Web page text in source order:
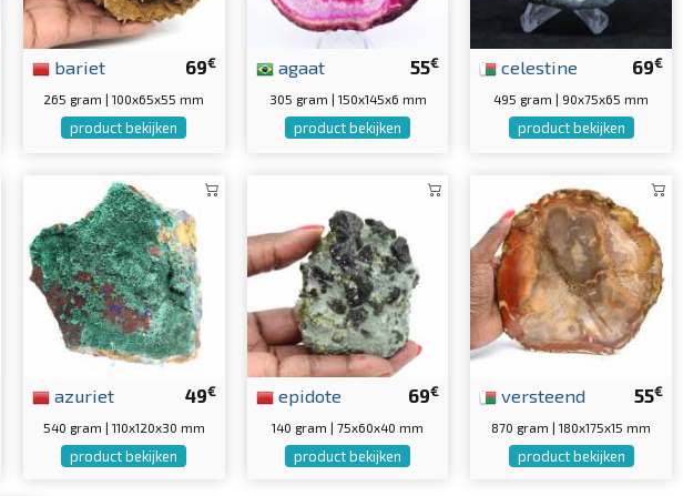
69€
bariet
265 gram | 100x65x55 mm
product bekijken
55€
agaat
305 gram | 150x145x6 mm
product bekijken
69€
celestine
495 gram | 90x75x65 mm
product bekijken
49€
azuriet
540 gram | 110x120x30 mm
product bekijken
69€
epidote
140 gram | 75x60x40 mm
product bekijken
55€
versteend
870 gram | 180x175x15 mm
product bekijken